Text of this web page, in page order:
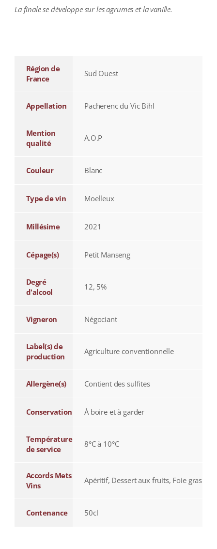
La finale se développe sur les agrumes et la vanille.
Région de
France
Sud Ouest
Appellation Pacherenc du Vic Bihl
Mention
qualité
A.O.P
Couleur Blanc
Type de vin Moelleux
Millésime 2021
Cépage(s) Petit Manseng
Degré
d'alcool
12, 5%
Vigneron Négociant
Label(s) de
production
Agriculture conventionnelle
Allergène(s) Contient des sulfites
Conservation À boire et à garder
Température
de service
8°C à 10°C
Accords Mets
Vins
Apéritif, Dessert aux fruits, Foie gras
Contenance 50cl